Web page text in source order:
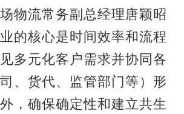
物流常务副总经理唐颖昭
的核心是时间效率和流程
多元化客户需求并协同各
、货代、监管部门等）形
，确保确定性和建立共生